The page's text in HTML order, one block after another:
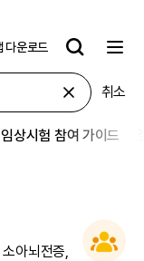
다운로드
취소
임상시험 참여 가이드
아뇌전증,